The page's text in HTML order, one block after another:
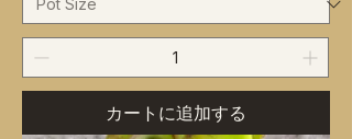
カートに追加する